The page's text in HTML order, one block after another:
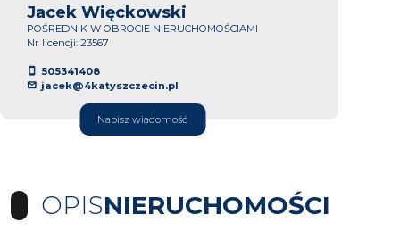
Jacek Więckowski
POŚREDNIK W OBROCIE NIERUCHOMOŚCIAMI
Nr licencji: 23567
505341408
jacek@4katyszczecin.pl
Napisz wiadomość
OPISNIERUCHOMOŚCI